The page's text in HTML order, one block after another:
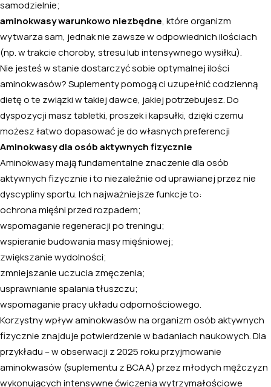
samodzielnie;
aminokwasy warunkowo niezbędne , które organizm
wytwarza sam, jednak nie zawsze w odpowiednich ilościach
(np. w trakcie choroby, stresu lub intensywnego wysiłku).
Nie jesteś w stanie dostarczyć sobie optymalnej ilości
aminokwasów? Suplementy pomogą ci uzupełnić codzienną
dietę o te związki w takiej dawce, jakiej potrzebujesz. Do
dyspozycji masz tabletki, proszek i kapsułki, dzięki czemu
możesz łatwo dopasować je do własnych preferencji
Aminokwasy dla osób aktywnych fizycznie
Aminokwasy mają fundamentalne znaczenie dla osób
aktywnych fizycznie i to niezależnie od uprawianej przez nie
dyscypliny sportu. Ich najważniejsze funkcje to:
ochrona mięśni przed rozpadem;
wspomaganie regeneracji po treningu;
wspieranie budowania masy mięśniowej;
zwiększanie wydolności;
zmniejszanie uczucia zmęczenia;
usprawnianie spalania tłuszczu;
wspomaganie pracy układu odpornościowego.
Korzystny wpływ aminokwasów na organizm osób aktywnych
fizycznie znajduje potwierdzenie w badaniach naukowych. Dla
przykładu – w obserwacji z 2025 roku przyjmowanie
aminokwasów (suplementu z BCAA) przez młodych mężczyzn
wykonujących intensywne ćwiczenia wytrzymałościowe